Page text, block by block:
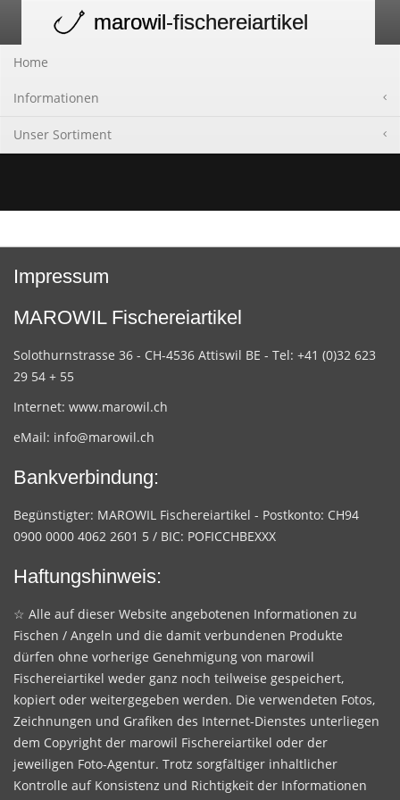
navigation
marowil-fischereiartikel
Home
Informationen
Unser Sortiment
Impressum
MAROWIL Fischereiartikel
Solothurnstrasse 36 - CH-4536 Attiswil BE - Tel: +41 (0)32 623
29 54 + 55
Internet: www.marowil.ch
eMail: info@marowil.ch
Bankverbindung:
Begünstigter: MAROWIL Fischereiartikel - Postkonto: CH94
0900 0000 4062 2601 5 / BIC: POFICCHBEXXX
Haftungshinweis:
☆ Alle auf dieser Website angebotenen Informationen zu
Fischen / Angeln und die damit verbundenen Produkte
dürfen ohne vorherige Genehmigung von marowil
Fischereiartikel weder ganz noch teilweise gespeichert,
kopiert oder weitergegeben werden. Die verwendeten Fotos,
Zeichnungen und Grafiken des Internet-Dienstes unterliegen
dem Copyright der marowil Fischereiartikel oder der
jeweiligen Foto-Agentur. Trotz sorgfältiger inhaltlicher
Kontrolle auf Konsistenz und Richtigkeit der Informationen